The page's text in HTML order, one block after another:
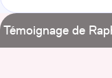
Témoignage de